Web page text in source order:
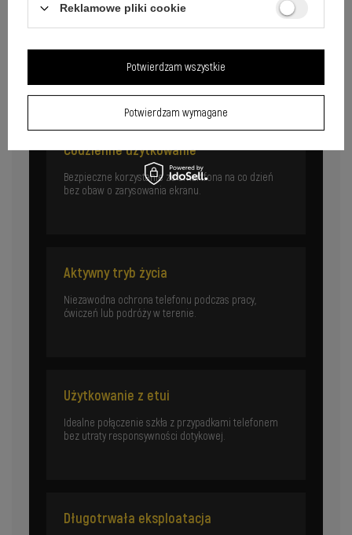
Zastosowania szkła hartowanego
Ochrona ekranu w każdej sytuacji życiowej, bez
kompromisów na komfort.
Codzienne użytkowanie
Bezpieczne korzystanie ze smartfona na co dzień
bez obaw o zarysowania ekranu.
Aktywny tryb życia
Niezawodna ochrona telefonu podczas pracy,
ćwiczeń lub podróży w terenie.
Użytkowanie z etui
Idealne połączenie szkła z przypadkami telefonem
bez utraty responsywności dotykowej.
Długotrwała eksploatacja
Reklamowe pliki cookie
Potwierdzam wymagane
Potwierdzam wszystkie